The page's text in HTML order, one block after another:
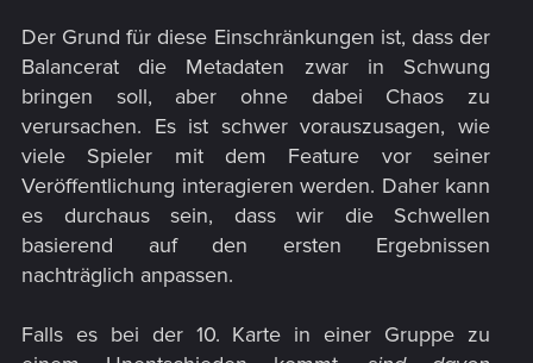
Der Grund für diese Einschränkungen ist, dass der
Balancerat die Metadaten zwar in Schwung
bringen soll, aber ohne dabei Chaos zu
verursachen. Es ist schwer vorauszusagen, wie
viele Spieler mit dem Feature vor seiner
Veröffentlichung interagieren werden. Daher kann
es durchaus sein, dass wir die Schwellen
basierend auf den ersten Ergebnissen
nachträglich anpassen.​
Falls es bei der 10. Karte in einer Gruppe zu